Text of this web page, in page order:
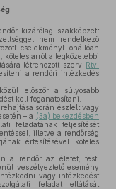
kizárólag szakképzett
nem rendelkező
cselekményt önállóan
arról a legközelebbi
létrehozott szerv Rtv.
a rendőri intézkedés
először a súlyosabb
kell foganatosítani.
során észlelt vagy
– a (3a) bekezdésben
feladatának teljesítését
illetve a rendőrség
értesítésével köteles
a rendőr az életet, testi
veszélyeztető esemény
vagy intézkedést
feladat ellátását